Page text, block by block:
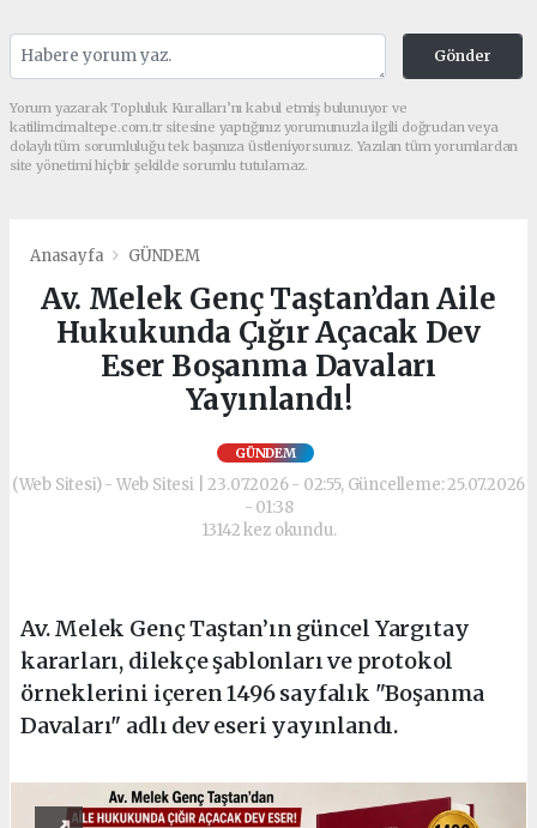
Gönder
Yorum yazarak Topluluk Kuralları’nı kabul etmiş bulunuyor ve
katilimcimaltepe.com.tr sitesine yaptığınız yorumunuzla ilgili doğrudan veya
dolaylı tüm sorumluluğu tek başınıza üstleniyorsunuz. Yazılan tüm yorumlardan
site yönetimi hiçbir şekilde sorumlu tutulamaz.
Anasayfa GÜNDEM
Av. Melek Genç Taştan’dan Aile
Hukukunda Çığır Açacak Dev
Eser Boşanma Davaları
Yayınlandı!
GÜNDEM
(Web Sitesi) - Web Sitesi | 23.07.2026 - 02:55, Güncelleme: 25.07.2026
- 01:38
13142 kez okundu.
Av. Melek Genç Taştan’ın güncel Yargıtay
kararları, dilekçe şablonları ve protokol
örneklerini içeren 1496 sayfalık "Boşanma
Davaları" adlı dev eseri yayınlandı.